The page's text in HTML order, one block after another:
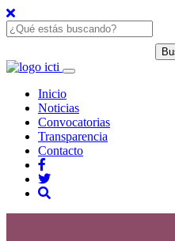
Inicio
Noticias
Convocatorias
Transparencia
Contacto